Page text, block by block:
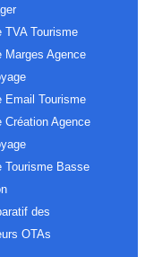
TVA Tourisme
Marges Agence
Email Tourisme
Création Agence
Tourisme Basse
des
OTAs